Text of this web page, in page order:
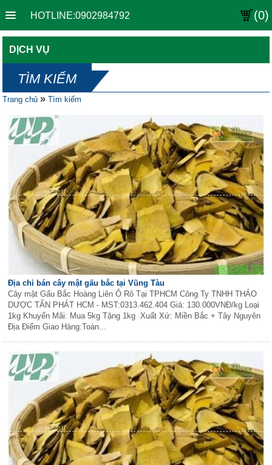
HOTLINE:0902984792 (0)
DỊCH VỤ
TÌM KIẾM
Trang chủ » Tìm kiếm
Địa chỉ bán cây mật gấu bắc tại Vũng Tàu
Cây mật Gấu Bắc Hoàng Liên Ô Rô Tại TPHCM Công Ty TNHH THẢO
DƯỢC TẤN PHÁT HCM - MST:0313.462.404 Giá: 130.000VNĐ/kg Loại
1kg Khuyến Mãi: Mua 5kg Tặng 1kg Xuất Xứ: Miền Bắc + Tây Nguyên
Địa Điểm Giao Hàng:Toàn...